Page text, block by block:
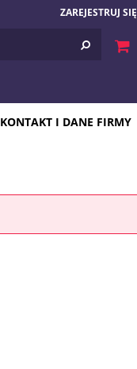
ZAREJESTRUJ SIĘ
KONTAKT I DANE FIRMY